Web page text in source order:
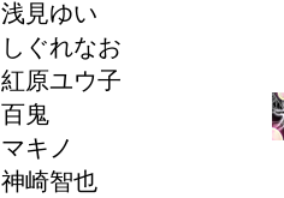
浅見ゆい
しぐれなお
紅原ユウ子
百鬼
マキノ
神崎智也